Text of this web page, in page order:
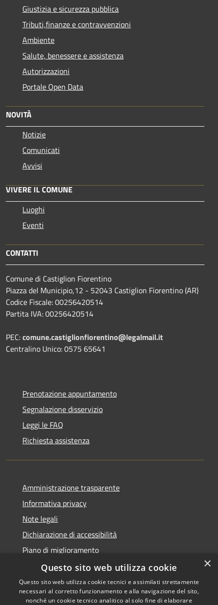
Giustizia e sicurezza pubblica
Tributi,finanze e contravvenzioni
Ambiente
Salute, benessere e assistenza
Autorizzazioni
Portale Open Data
NOVITÀ
Notizie
Comunicati
Avvisi
VIVERE IL COMUNE
Luoghi
Eventi
CONTATTI
Comune di Castiglion Fiorentino
Piazza del Municipio,12 - 52043 Castiglion Fiorentino (AR)
Codice Fiscale: 00256420514
Partita IVA: 00256420514
PEC:comune.castiglionfiorentino@legalmail.it
Centralino Unico: 0575 65641
Prenotazione appuntamento
Segnalazione disservizio
Leggi le FAQ
Richiesta assistenza
Amministrazione trasparente
Informativa privacy
Note legali
Dichiarazione di accessibilità
Piano di miglioramento
Copyright © 2026 • Comune di
×
Questo sito web utilizza cookie
Questo sito web utilizza cookie tecnici e assimilati strettamente
necessari al corretto funzionamento e alla navigazione del sito,
nonché un cookie tecnico analitico al solo fine di elaborare